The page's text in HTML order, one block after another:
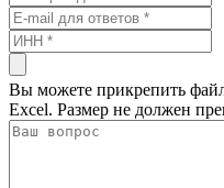
Вы можете прикрепить
Excel. Размер не должен